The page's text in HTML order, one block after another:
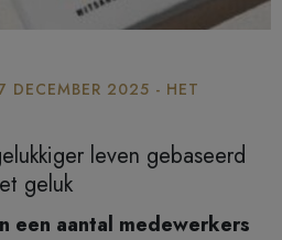
DECEMBER 2025 - HET
leven gebaseerd
geluk
een aantal medewerkers